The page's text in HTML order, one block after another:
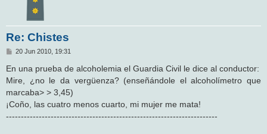
Re: Chistes
M
n
s
a
e
20 Jun 2010, 19:31
En una prueba de alcoholemia el Guardia Civil le dice al conductor:
Mire, ¿no le da vergüenza? (enseñándole el alcoholímetro que
marcaba> > 3,45)
¡Coño, las cuatro menos cuarto, mi mujer me mata!
-----------------------------------------------------------------------